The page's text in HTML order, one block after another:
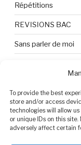
To provide the best
store and/or access
technologies will allow
or unique IDs on this
adversely affect certain
Répétitions
REVISIONS BAC
Sans parler de moi
Tristesse et attente
Variable complexe